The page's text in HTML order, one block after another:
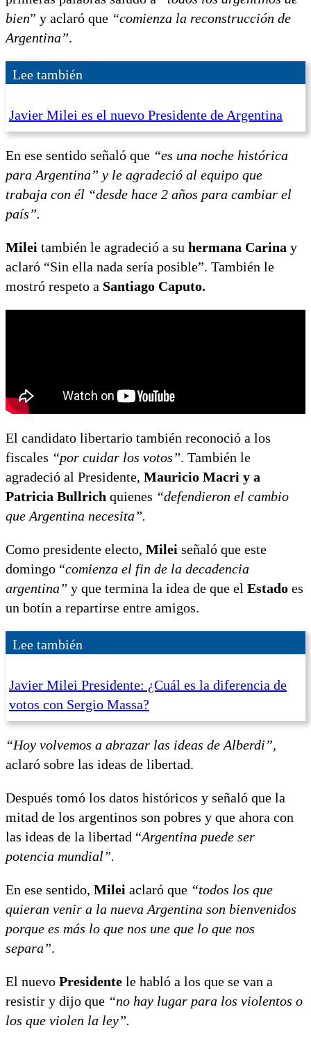
bien” y aclaró que “comienza la reconstrucción de
Argentina”.
Lee también
Javier Milei es el nuevo Presidente de Argentina
En ese sentido señaló que “es una noche histórica
para Argentina” y le agradeció al equipo que
trabaja con él “desde hace 2 años para cambiar el
país”.
Milei también le agradeció a su hermana Carina y
aclaró “Sin ella nada sería posible”. También le
mostró respeto a Santiago Caputo.
El candidato libertario también reconoció a los
fiscales “por cuidar los votos”. También le
agradeció al Presidente, Mauricio Macri y a
Patricia Bullrich quienes “defendieron el cambio
que Argentina necesita”.
Como presidente electo, Milei señaló que este
domingo “comienza el fin de la decadencia
argentina” y que termina la idea de que el Estado es
un botín a repartirse entre amigos.
Lee también
Javier Milei Presidente: ¿Cuál es la diferencia de
votos con Sergio Massa?
“Hoy volvemos a abrazar las ideas de Alberdi”,
aclaró sobre las ideas de libertad.
Después tomó los datos históricos y señaló que la
mitad de los argentinos son pobres y que ahora con
las ideas de la libertad “Argentina puede ser
potencia mundial”.
En ese sentido, Milei aclaró que “todos los que
quieran venir a la nueva Argentina son bienvenidos
porque es más lo que nos une que lo que nos
separa”.
El nuevo Presidente le habló a los que se van a
resistir y dijo que “no hay lugar para los violentos o
los que violen la ley”.